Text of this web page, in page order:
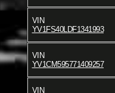
VIN
YV1FS40LDF1341993
VIN
YV1CM595771409257
VIN